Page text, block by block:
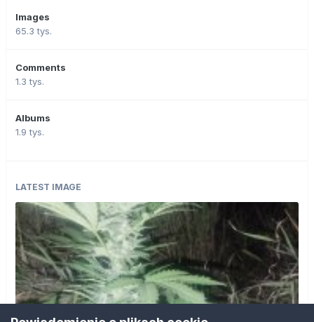
Images
65.3 tys.
Comments
1.3 tys.
Albums
1.9 tys.
LATEST IMAGE